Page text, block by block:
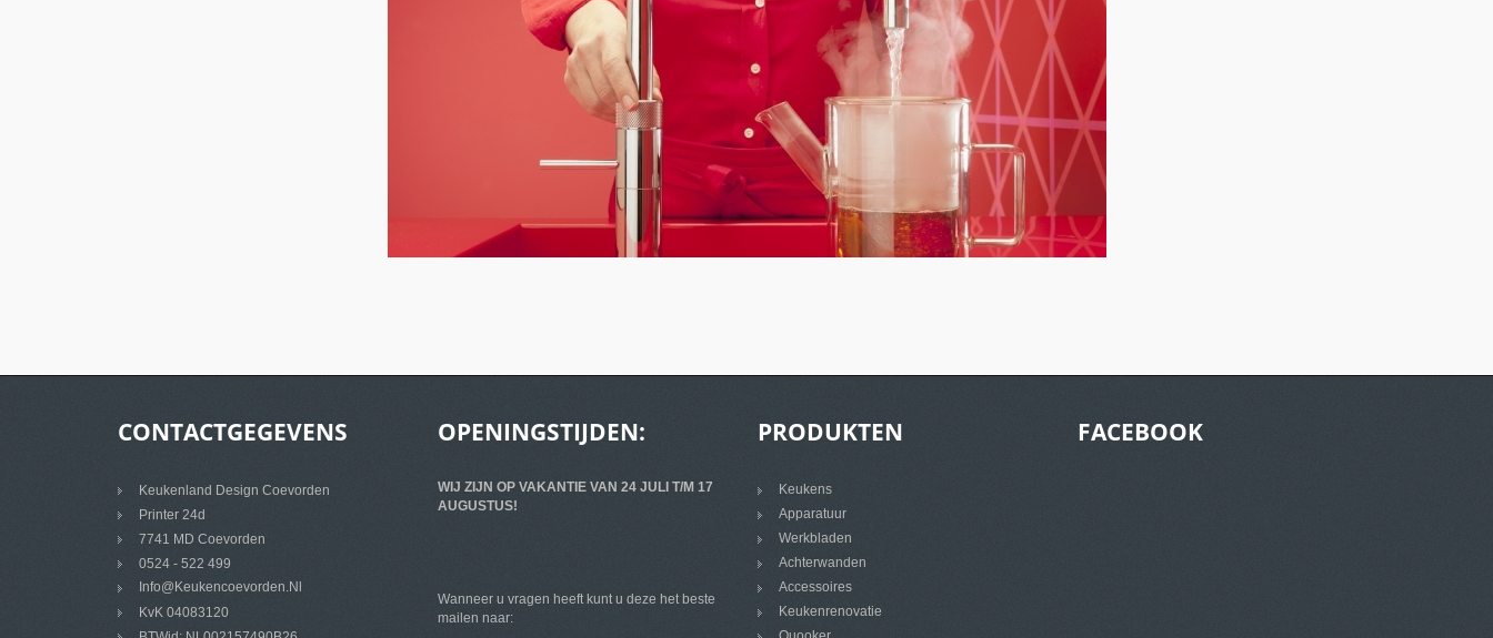
CONTACTGEGEVENS
Keukenland Design Coevorden
Printer 24d
7741 MD Coevorden
0524 - 522 499
Info@keukencoevorden.nl
KvK 04083120
OPENINGSTIJDEN:
WIJ ZIJN OP VAKANTIE VAN 24 JULI T/M 17
AUGUSTUS!
Wanneer u vragen heeft kunt u deze het beste
mailen naar:
PRODUKTEN
Keukens
Apparatuur
Werkbladen
Achterwanden
Accessoires
Keukenrenovatie
FACEBOOK